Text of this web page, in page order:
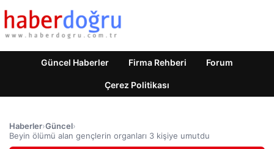
Güncel Haberler Firma Rehberi Forum
Çerez Politikası
Haberler›Güncel›
Beyin ölümü alan gençlerin organları 3 kişiye umutdu